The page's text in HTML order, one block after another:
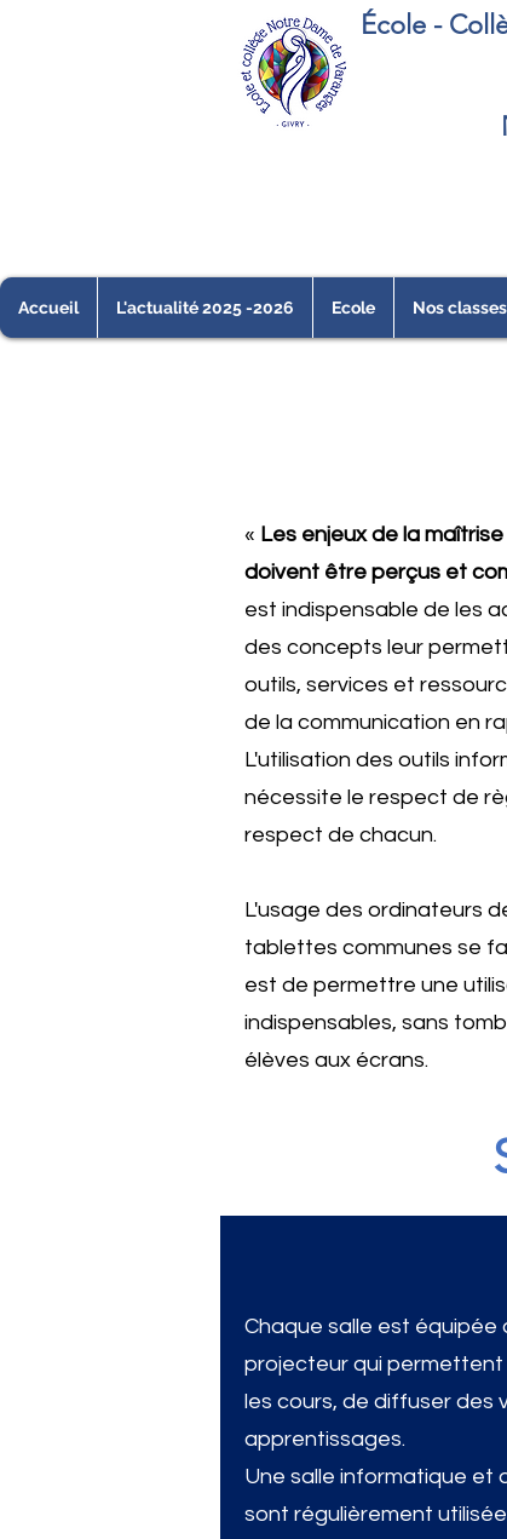
École -
Accueil L'actualité 2025 -2026 Ecole Nos classes
« Les enjeux de la
doivent être perçus et
est indispensable de les
des concepts leur
outils, services et
de la communication en
L'utilisation des outils
nécessite le respect de
respect de chacun.
L'usage des ordinateurs
tablettes communes se
est de permettre une
indispensables, sans
élèves aux écrans.
Chaque salle est équipée
projecteur qui
les cours, de diffuser des
apprentissages.
Une salle informatique et
sont régulièrement